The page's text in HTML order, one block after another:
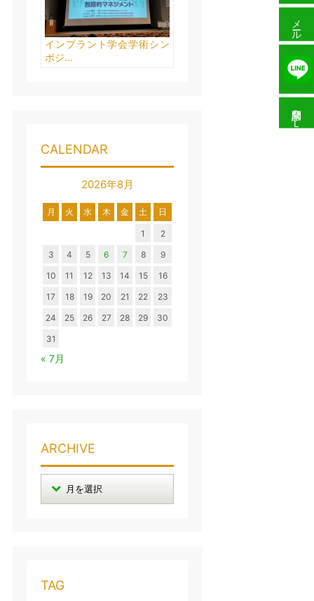
インプラント学会学術シン
ポジ…
CALENDAR
2026年8月
月 火 水 木 金 土 日
1
2
3
4 5 6 7 8
9
10
11 12 13 14 15
16
17
18 19 20 21 22
23
24
25 26 27 28 29
30
31
« 7月
ARCHIVE
TAG
メール予約
問診票ＤＬ